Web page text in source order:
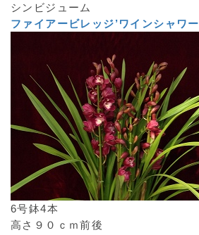
シンビジューム
ファイアービレッジ’ワインシャワー
6号鉢4本
高さ９０ｃｍ前後